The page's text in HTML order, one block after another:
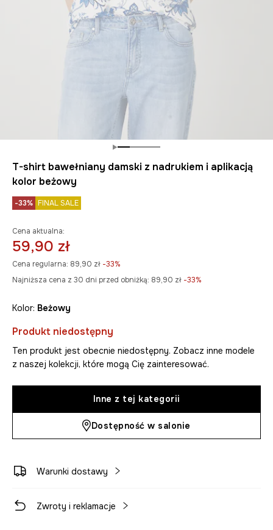
T-shirt bawełniany damski z nadrukiem i aplikacją
kolor beżowy
-33% FINAL SALE
Cena aktualna:
59,90 zł
Cena regularna: 89,90 zł -33%
Najniższa cena z 30 dni przed obniżką: 89,90 zł -33%
Kolor: beżowy
Produkt niedostępny
Ten produkt jest obecnie niedostępny. Zobacz inne modele
z naszej kolekcji, które mogą Cię zainteresować.
Inne z tej kategorii
Dostępność w salonie
Warunki dostawy
Zwroty i reklamacje